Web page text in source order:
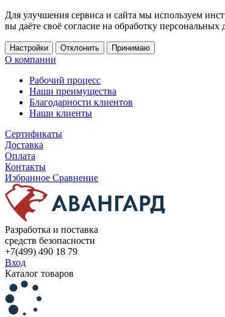
Для улучшения сервиса и сайта мы используем
вы даёте своё согласие на обработку
Настройки Отклонить Принимаю
О компании
Рабочий процесс
Наши преимущества
Благодарности клиентов
Наши клиенты
Сертификаты
Доставка
Оплата
Контакты
Избранное Сравнение
Разработка и поставка
средств безопасности
+7(499) 490 18 79
Вход
Каталог товаров